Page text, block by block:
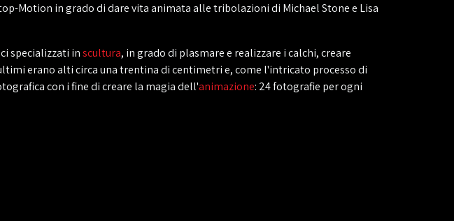
Motion in grado di dare vita animata alle tribolazioni di Michael Stone e Lisa
specializzati inscultura, in grado di plasmare e realizzare i calchi, creare
erano alti circa una trentina di centimetri e, come l'intricato processo di
con i fine di creare la magia dell'animazione: 24 fotografie per ogni